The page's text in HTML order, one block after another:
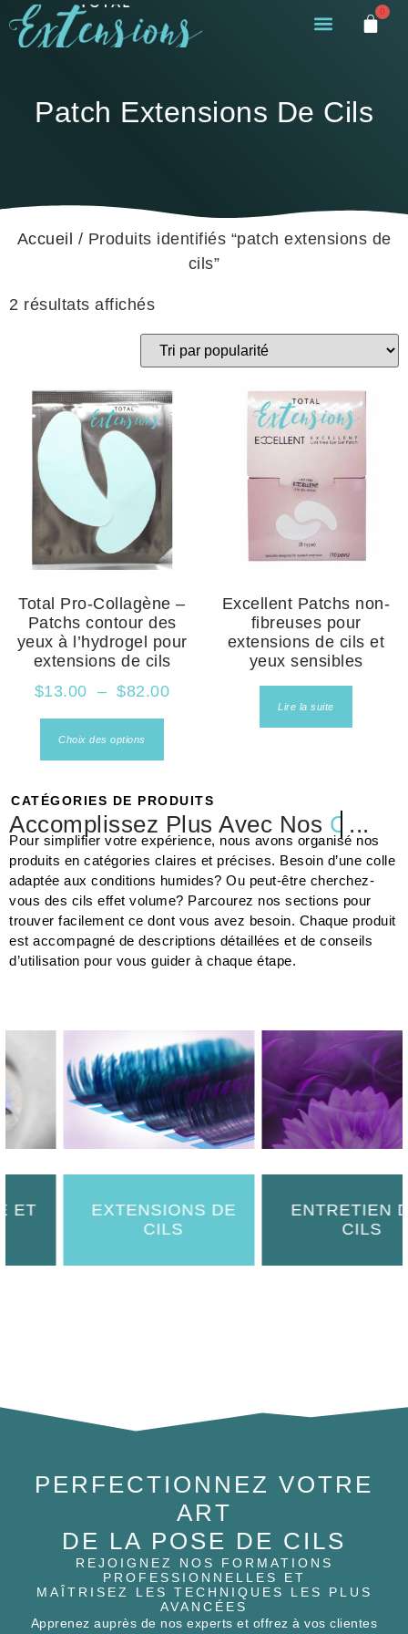
0
Patch Extensions De Cils
Accueil / Produits identifiés “patch extensions de
cils”
2 résultats affichés
Total Pro-Collagène –
Patchs contour des
yeux à l’hydrogel pour
extensions de cils
$13.00 – $82.00
Choix des options
Excellent Patchs non-
fibreuses pour
extensions de cils et
yeux sensibles
Lire la suite
CATÉGORIES DE PRODUITS
Accomplissez Plus Avec Nos ...
Pour simplifier votre expérience, nous avons organisé nos
produits en catégories claires et précises. Besoin d’une colle
adaptée aux conditions humides? Ou peut-être cherchez-
vous des cils effet volume? Parcourez nos sections pour
trouver facilement ce dont vous avez besoin. Chaque produit
est accompagné de descriptions détaillées et de conseils
d’utilisation pour vous guider à chaque étape.
EXTENSIONS DE
ENTRETIEN DES
PERFECTIONNEZ VOTRE
ART
DE LA POSE DE CILS
REJOIGNEZ NOS FORMATIONS
PROFESSIONNELLES ET
MAÎTRISEZ LES TECHNIQUES LES PLUS
AVANCÉES
Apprenez auprès de nos experts et offrez à vos clientes